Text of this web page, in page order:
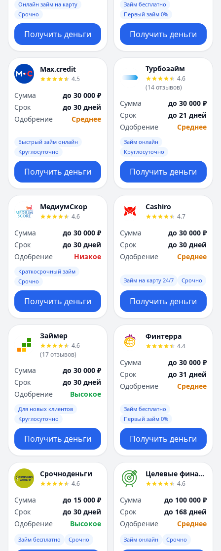
Онлайн займ на карту
Срочно
Получить деньги
Займ бесплатно
Первый займ 0%
Получить деньги
Max.credit
4.5
Сумма
до 30 000 ₽
Срок
до 30 дней
Одобрение
Среднее
Быстрый займ онлайн
Круглосуточно
Получить деньги
Турбозайм
4.6
(14отзывов)
Сумма
до 30 000 ₽
Срок
до 21 дней
Одобрение
Среднее
Займ онлайн
Круглосуточно
Получить деньги
МедиумСкор
4.6
Сумма
до 30 000 ₽
Срок
до 30 дней
Одобрение
Низкое
Краткосрочный займ
Срочно
Получить деньги
Cashiro
4.7
Сумма
до 30 000 ₽
Срок
до 30 дней
Одобрение
Среднее
Займ на карту 24/7 Срочно
Получить деньги
Займер
4.6
(17отзывов)
Сумма
до 30 000 ₽
Срок
до 30 дней
Одобрение
Высокое
Для новых клиентов
Круглосуточно
Получить деньги
Финтерра
4.4
Сумма
до 30 000 ₽
Срок
до 31 дней
Одобрение
Среднее
Займ бесплатно
Первый займ 0%
Получить деньги
Срочноденьги
4.6
Сумма
до 15 000 ₽
Срок
до 30 дней
Одобрение
Высокое
Займ бесплатно Срочно
Целевые финансы
4.6
Сумма
до 100 000 ₽
Срок
до 168 дней
Одобрение
Среднее
Займ онлайн Срочно